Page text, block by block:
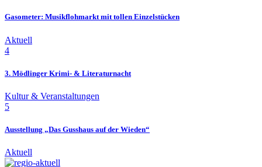
Gasometer: Musikflohmarkt mit tollen Einzelstücken
Aktuell
4
3. Mödlinger Krimi- & Literaturnacht
Kultur & Veranstaltungen
5
Ausstellung „Das Gusshaus auf der Wieden“
Aktuell